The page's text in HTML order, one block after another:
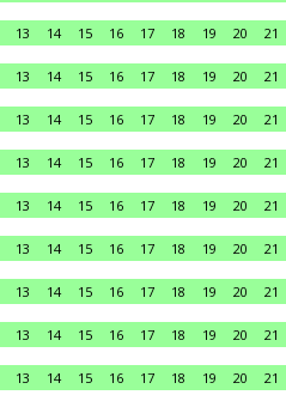
13 14 15 16 17 18 19 20 21
13 14 15 16 17 18 19 20 21
13 14 15 16 17 18 19 20 21
13 14 15 16 17 18 19 20 21
13 14 15 16 17 18 19 20 21
13 14 15 16 17 18 19 20 21
13 14 15 16 17 18 19 20 21
13 14 15 16 17 18 19 20 21
13 14 15 16 17 18 19 20 21